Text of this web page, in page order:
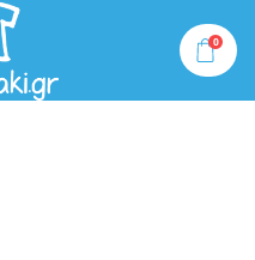
0